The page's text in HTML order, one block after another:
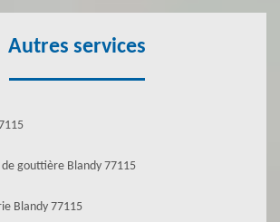
Autres services
gouttière Blandy 77115
Blandy 77115